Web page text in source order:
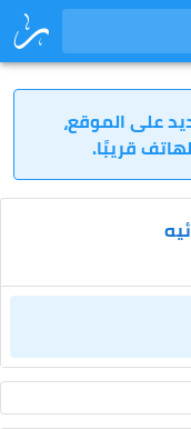
على الموقع،
قريبًا.